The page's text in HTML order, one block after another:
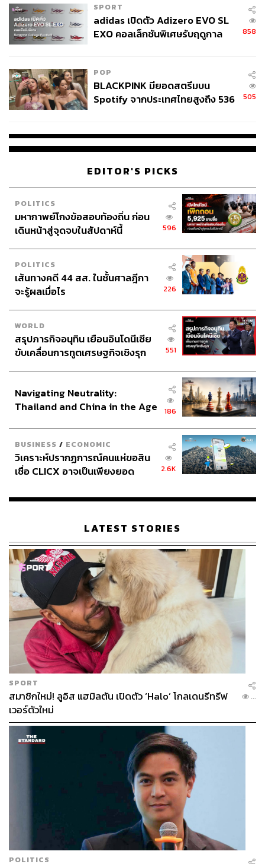
SPORT
adidas เปิดตัว Adizero EVO SL
EXO คอลเล็กชันพิเศษรับฤดูกาล
858
POP
BLACKPINK มียอดสตรีมบน
Spotify จากประเทศไทยสูงถึง 536
505
EDITOR'S PICKS
POLITICS
มหากาพย์โกงข้อสอบท้องถิ่น ก่อน
เดินหน้าสู่จุดจบในสัปดาห์นี้
596
POLITICS
เส้นทางคดี 44 สส. ในชั้นศาลฎีกา
จะรู้ผลเมื่อไร
226
WORLD
สรุปภารกิจอนุทิน เยือนอินโดนีเซีย
ขับเคลื่อนการทูตเศรษฐกิจเชิงรุก
551
Navigating Neutrality:
Thailand and China in the Age
186
BUSINESS / ECONOMIC
วิเคราะห์ปรากฏการณ์คนแห่ขอสิน
เชื่อ CLICX อาจเป็นเพียงยอด
เรือนไทยที่ถูกซุกไว้
2.6K
LATEST STORIES
SPORT
สมาชิกใหม่! ลูอิส แฮมิลตัน เปิดตัว ‘Halo’ โกลเดนรีทรีฟ
เวอร์ตัวใหม่
...
POLITICS